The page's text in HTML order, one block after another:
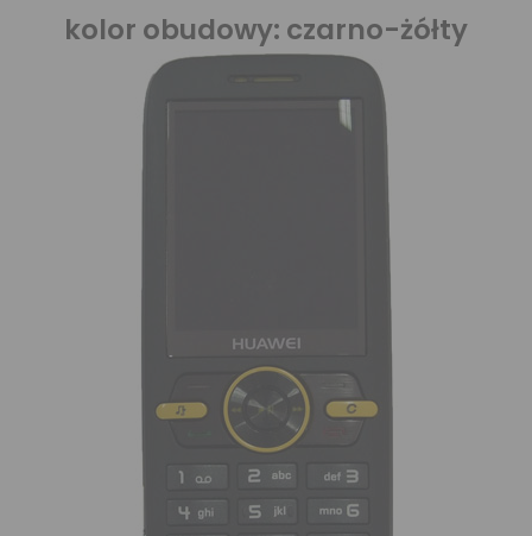
kolor obudowy: czarno-żółty